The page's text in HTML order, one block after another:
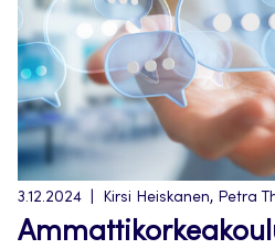
3.12.2024 Kirsi Heiskanen, Petra